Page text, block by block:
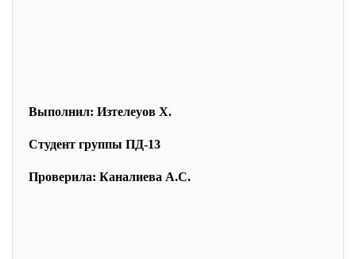
Выполнил: Изтелеуов Х.
Студент группы ПД-13
Проверила: Каналиева А.С.